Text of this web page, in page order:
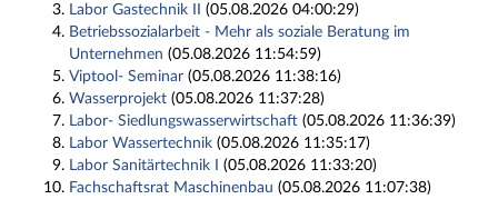
Labor Gastechnik II
(05.08.2026 04:00:29)
Betriebssozialarbeit - Mehr als soziale Beratung im
Unternehmen (05.08.2026 11:54:59)
Viptool- Seminar (05.08.2026 11:38:16)
Wasserprojekt (05.08.2026 11:37:28)
Labor- Siedlungswasserwirtschaft (05.08.2026 11:36:39)
Labor Wassertechnik (05.08.2026 11:35:17)
Labor Sanitärtechnik I
(05.08.2026 11:33:20)
Fachschaftsrat Maschinenbau (05.08.2026 11:07:38)